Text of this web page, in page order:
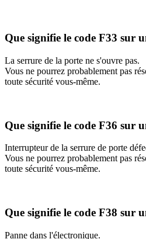
Que signifie le code F33 sur
La serrure de la porte ne s'ouvre pas.
Vous ne pourrez probablement pas
toute sécurité vous-même.
Que signifie le code F36 sur
Interrupteur de la serrure de porte
Vous ne pourrez probablement pas
toute sécurité vous-même.
Que signifie le code F38 sur
Panne dans l'électronique.